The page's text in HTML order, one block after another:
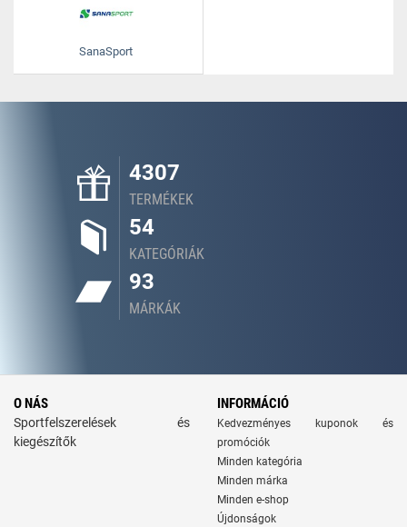
SanaSport
4307
TERMÉKEK
54
KATEGÓRIÁK
93
MÁRKÁK
O NÁS
Sportfelszerelések és
kiegészítők
INFORMÁCIÓ
Kedvezményes kuponok és
promóciók
Minden kategória
Minden márka
Minden e-shop
Újdonságok